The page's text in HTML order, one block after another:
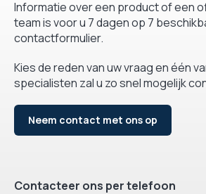
Informatie over een product of een
team is voor u 7 dagen op 7
contactformulier.
Kies de reden van uw vraag en één
specialisten zal u zo snel mogelijk
Neem contact met ons op
Contacteer ons per telefoon